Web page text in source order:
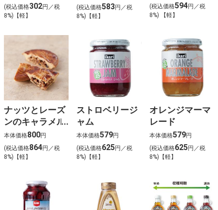
(税込価格302円／税
8%)【軽】
(税込価格583円／税
8%)【軽】
(税込価格594円／税
8%) 【軽】
ナッツとレーズ
ンのキャラメル
タルト
本体価格800円
(税込価格864円／税
8%)【軽】
ストロベリージ
ャム
本体価格579円
(税込価格625円／税
8%)【軽】
オレンジマーマ
レード
本体価格579円
(税込価格625円／税
8%)【軽】